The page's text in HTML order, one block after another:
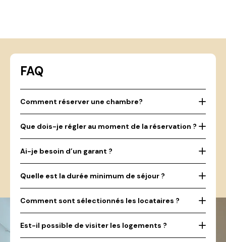
FAQ
Comment réserver une chambre?
Que dois-je régler au moment de la réservation ?
Ai-je besoin d’un garant ?
Quelle est la durée minimum de séjour ?
Comment sont sélectionnés les locataires ?
Est-il possible de visiter les logements ?